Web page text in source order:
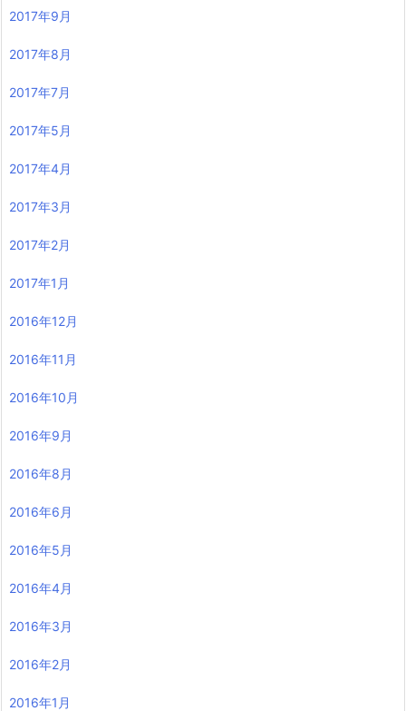
2017年9月
2017年8月
2017年7月
2017年5月
2017年4月
2017年3月
2017年2月
2017年1月
2016年12月
2016年11月
2016年10月
2016年9月
2016年8月
2016年6月
2016年5月
2016年4月
2016年3月
2016年2月
2016年1月